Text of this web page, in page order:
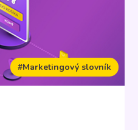
#Marketingový slovník